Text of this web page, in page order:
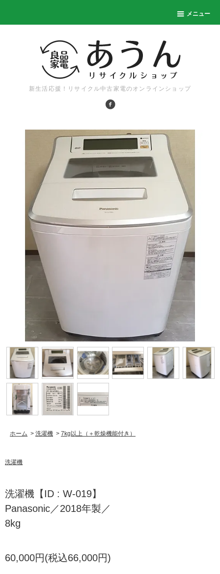
メニュー
新生活応援！リサイクル中古家電のオンラインショップ
ホーム > 洗濯機 > 7kg以上（＋乾燥機能付き）
洗濯機
洗濯機【ID : W-019】
Panasonic／2018年製／
8kg
60,000円(税込66,000円)